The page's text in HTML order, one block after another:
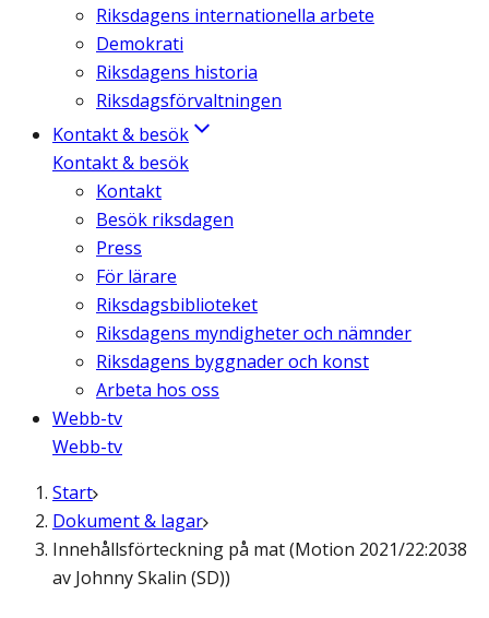
Riksdagens internationella arbete
Demokrati
Riksdagens historia
Riksdagsförvaltningen
Kontakt & besök
Kontakt & besök
Kontakt
Besök riksdagen
Press
För lärare
Riksdagsbiblioteket
Riksdagens myndigheter och nämnder
Riksdagens byggnader och konst
Arbeta hos oss
Webb-tv
Webb-tv
Start
Dokument & lagar
Innehållsförteckning på mat (Motion 2021/22:2038
av Johnny Skalin (SD))